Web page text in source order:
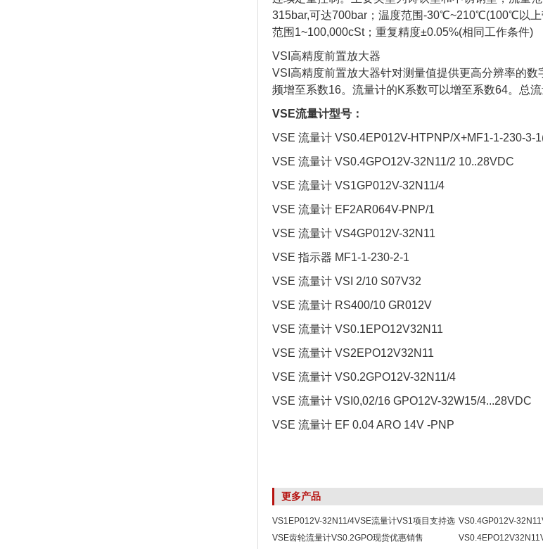
315bar,可达700bar；温度范围-30℃~210℃(100℃以
范围1~100,000cSt；重复精度±0.05%(相同工作条件)
VSI高精度前置放大器
VSI高精度前置放大器针对测量值提供更高分辨率的
频增至系数16。流量计的K系数可以增至系数64。总流
VSE流量计型号：
VSE 流量计 VS0.4EP012V-HTPNP/X+MF1-1-230-3-
VSE 流量计 VS0.4GPO12V-32N11/2 10..28VDC
VSE 流量计 VS1GP012V-32N11/4
VSE 流量计 EF2AR064V-PNP/1
VSE 流量计 VS4GP012V-32N11
VSE 指示器 MF1-1-230-2-1
VSE 流量计 VSI 2/10 S07V32
VSE 流量计 RS400/10 GR012V
VSE 流量计 VS0.1EPO12V32N11
VSE 流量计 VS2EPO12V32N11
VSE 流量计 VS0.2GPO12V-32N11/4
VSE 流量计 VSI0,02/16 GPO12V-32W15/4...28VDC
VSE 流量计 EF 0.04 ARO 14V -PNP
更多产品
VS1EP012V-32N11/4VSE流量计VS1项目支持选
型
VS0.4GP012V-
优惠销售
VSE齿轮流量计VS0.2GPO现货优惠销售